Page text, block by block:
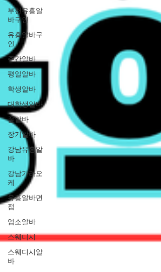
부천유흥알
바구인
유흥알바구
인
주간알바
평일알바
학생알바
대학생알바
꿀알바
장기알바
강남유흥알
바
강남가라오
케
유흥알바면
접
업소알바
스웨디시
스웨디시알
바